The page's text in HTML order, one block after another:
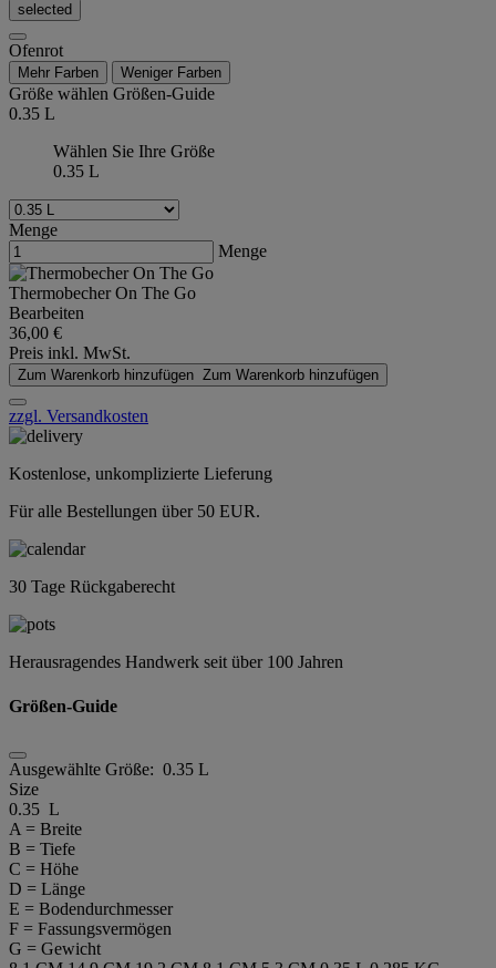
selected
Ofenrot
Mehr Farben Weniger Farben
Größe wählen Größen-Guide
0.35 L
Wählen Sie Ihre Größe
0.35 L
Menge
Menge
Thermobecher On The Go
Bearbeiten
36,00 €
Preis inkl. MwSt.
Zum Warenkorb hinzufügen Zum Warenkorb hinzufügen
zzgl. Versandkosten
Kostenlose, unkomplizierte Lieferung
Für alle Bestellungen über 50 EUR.
30 Tage Rückgaberecht
Herausragendes Handwerk seit über 100 Jahren
Größen-Guide
Ausgewählte Größe: 0.35 L
Size
0.35 L
A = Breite
B = Tiefe
C = Höhe
D = Länge
E = Bodendurchmesser
F = Fassungsvermögen
G = Gewicht